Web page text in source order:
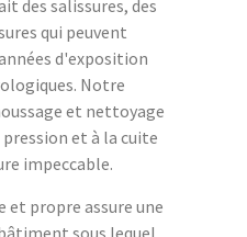
des salissures, des
qui peuvent
d'exposition
Notre
et nettoyage
et à la cuite
impeccable.
propre assure une